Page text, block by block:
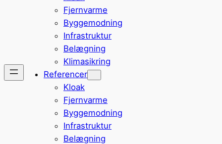
Fjernvarme
Byggemodning
Infrastruktur
Belægning
Klimasikring
Referencer
Kloak
Fjernvarme
Byggemodning
Infrastruktur
Belægning